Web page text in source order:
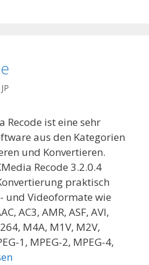
JP
Recode ist eine sehr
aus den Kategorien
und Konvertieren.
Recode 3.2.0.4
praktisch
und Videoformate wie
AC3, AMR, ASF, AVI,
M4A, M1V, M2V,
1, MPEG-2, MPEG-4,